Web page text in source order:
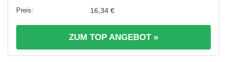
16,34 €
ZUM TOP ANGEBOT »